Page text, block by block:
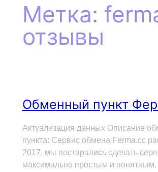
Метка:
отзывы
Обменный пункт
Актуализация данных Описание
пункта: Сервис обмена Ferma.cc
2017, мы постарались сделать
максимально простым и понятным.